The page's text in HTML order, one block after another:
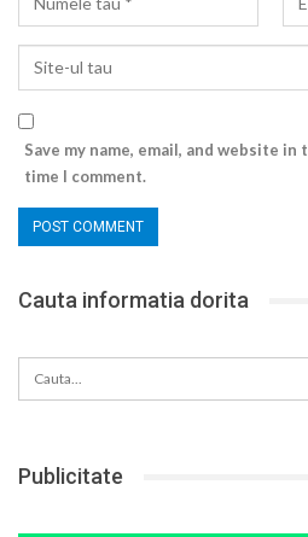
Save my name, email, and website
time I comment.
Cauta informatia dorita
Publicitate